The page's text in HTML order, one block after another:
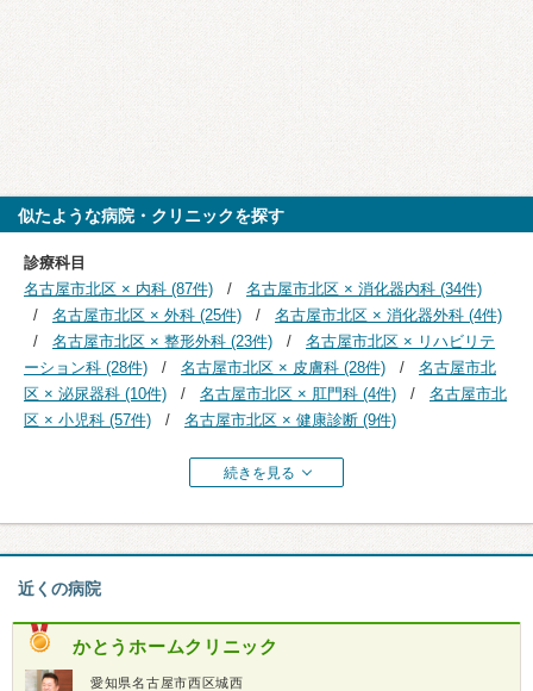
似たような病院・クリニックを探す
診療科目
名古屋市北区 × 内科 (87件)
名古屋市北区 × 消化器内科 (34件)
名古屋市北区 × 外科 (25件)
名古屋市北区 × 消化器外科 (4件)
名古屋市北区 × 整形外科 (23件)
名古屋市北区 × リハビリテ
ーション科 (28件)
名古屋市北区 × 皮膚科 (28件)
名古屋市北
区 × 泌尿器科 (10件)
名古屋市北区 × 肛門科 (4件)
名古屋市北
区 × 小児科 (57件)
名古屋市北区 × 健康診断 (9件)
続きを見る
近くの病院
かとうホームクリニック
愛知県名古屋市西区城西